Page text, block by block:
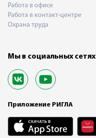
Работа в офисе
Работа в контакт-центре
Охрана труда
Мы в социальных сетях
Приложение РИГЛА